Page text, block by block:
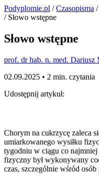
Podyplomie.pl /Czasopisma /
/ Słowo wstępne
Słowo wstępne
prof. dr hab. n. med. Dariusz
02.09.2025 • 2 min. czytania
Udostępnij artykuł:
Chorym na cukrzycę zaleca
umiarkowanego wysiłku
tygodniu w ciągu co
fizyczny był wykonywany
czas, szczególnie wśród